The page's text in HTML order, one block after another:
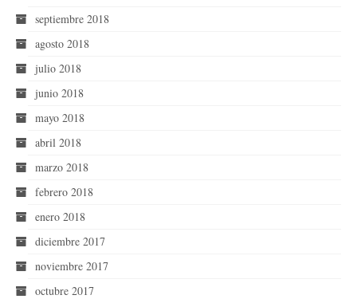
septiembre 2018
agosto 2018
julio 2018
junio 2018
mayo 2018
abril 2018
marzo 2018
febrero 2018
enero 2018
diciembre 2017
noviembre 2017
octubre 2017